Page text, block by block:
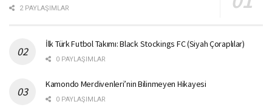
2 PAYLAŞIMLAR
İlk Türk Futbol Takımı: Black Stockings FC (Siyah Çoraplılar)
0 PAYLAŞIMLAR
Kamondo Merdivenleri’nin Bilinmeyen Hikayesi
0 PAYLAŞIMLAR